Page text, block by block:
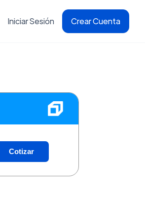
Iniciar Sesión Crear Cuenta
Cotizar